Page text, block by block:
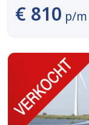
€ 810 p/m